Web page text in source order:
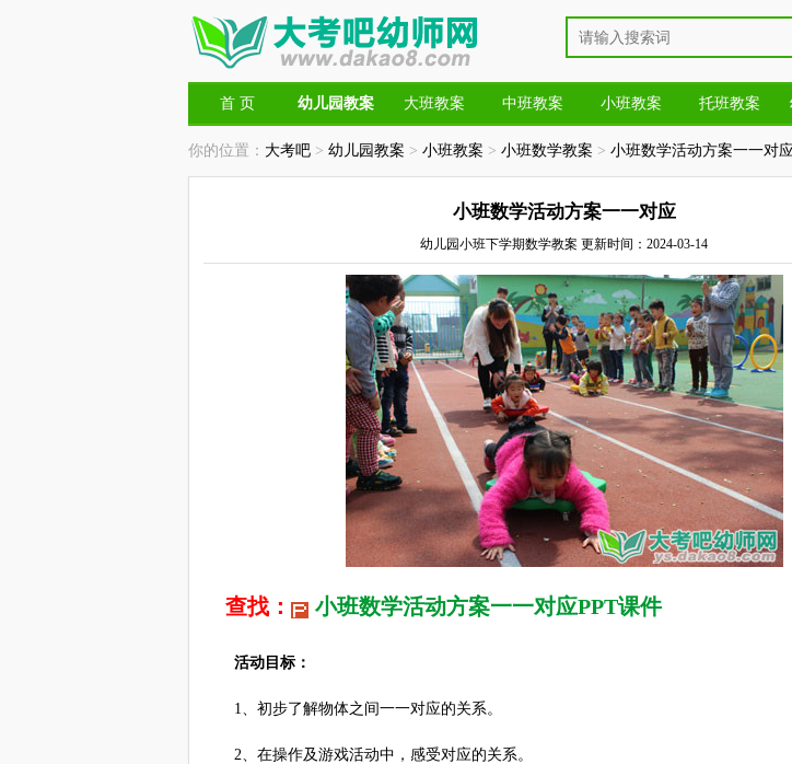
首 页 幼儿园教案 大班教案 中班教案 小班教案 托班教案
你的位置： 大考吧 > 幼儿园教案 > 小班教案 > 小班数学教案 > 小班数学活动方案一一对
小班数学活动方案一一对应
幼儿园小班下学期数学教案 更新时间：2024-03-14
查找： 小班数学活动方案一一对应PPT课件
活动目标：
1、初步了解物体之间一一对应的关系。
2、在操作及游戏活动中，感受对应的关系。